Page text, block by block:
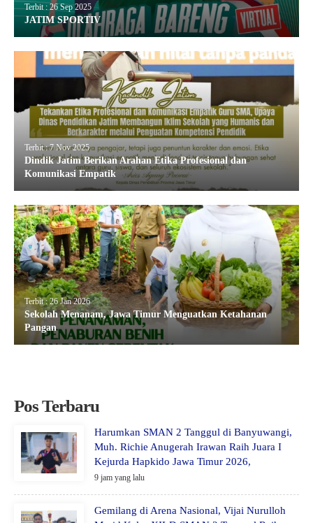
Terbit : 26 Sep 2025
JATIM SPORTIV
Terbit : 7 Nov 2025
Dindik Jatim Berikan Arahan Etika Profesional dan
Komunikasi Empatik
Terbit : 26 Jan 2026
Sekolah Menanam, Jawa Timur Menguatkan Ketahanan
Pangan
Pos Terbaru
Harumkan SMAN 2 Tanggul di Banyuwangi,
Muh. Richie Anugerah Irawan Raih Juara I
Kejurda Hapkido Jawa Timur 2026,
9 jam yang lalu
Gemilang di Arena Nasional, Vijai Nurulloh